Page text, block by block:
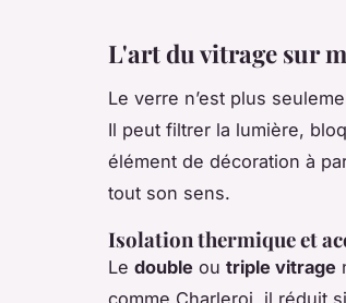
L'art du vitrage sur
Le verre n’est plus
Il peut filtrer la lumière,
élément de décoration à
tout son sens.
Isolation thermique et
Le double ou triple vitrage